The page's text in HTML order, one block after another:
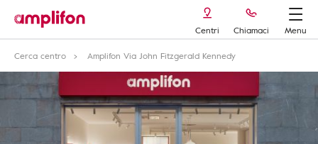
Centri Chiamaci
Menu
Cerca centro
Amplifon Via John Fitzgerald Kennedy